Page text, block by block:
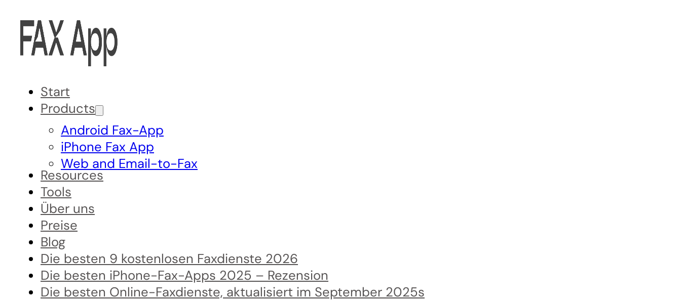
Start
Products
Android Fax-App
iPhone Fax App
Web and Email-to-Fax
Resources
Tools
Über uns
Preise
Blog
Die besten 9 kostenlosen Faxdienste 2026
Die besten iPhone-Fax-Apps 2025 – Rezension
Die besten Online-Faxdienste, aktualisiert im September 2025s